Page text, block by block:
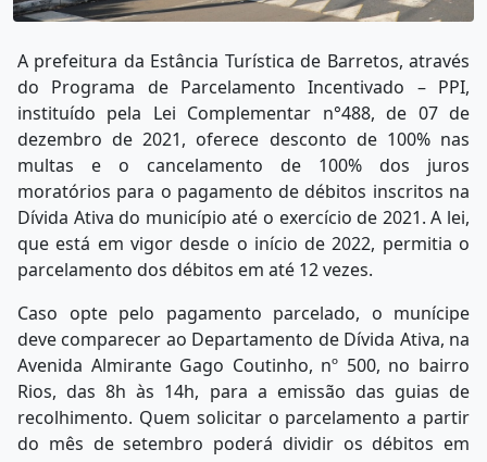
A prefeitura da Estância Turística de Barretos, através
do Programa de Parcelamento Incentivado – PPI,
instituído pela Lei Complementar n°488, de 07 de
dezembro de 2021, oferece desconto de 100% nas
multas e o cancelamento de 100% dos juros
moratórios para o pagamento de débitos inscritos na
Dívida Ativa do município até o exercício de 2021. A lei,
que está em vigor desde o início de 2022, permitia o
parcelamento dos débitos em até 12 vezes.
Caso opte pelo pagamento parcelado, o munícipe
deve comparecer ao Departamento de Dívida Ativa, na
Avenida Almirante Gago Coutinho, nº 500, no bairro
Rios, das 8h às 14h, para a emissão das guias de
recolhimento. Quem solicitar o parcelamento a partir
do mês de setembro poderá dividir os débitos em